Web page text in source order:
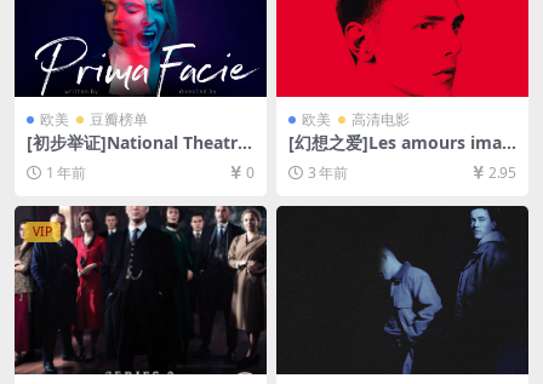
欧美 豆瓣榜单
[初步举证]National Theatre
Live: Prima Facie (2022)[百
度网盘+夸克网盘1080P超清
未删减资源][网盘在线播放/下
载][MP4/3.7GB][中英字幕]
1 年前 0
欧美 高清电影
[幻想之爱]Les amours imag
inaires (2010)[百度网盘+夸
克网盘1080P超清未删减资源]
[网盘在线播放/下载][MP4/5.
3 年前 2.95
VIP